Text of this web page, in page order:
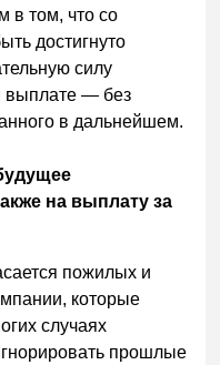
в том, что со
достигнуто
силу
выплате — без
в дальнейшем.
на выплату за
пожилых и
которые
случаях
прошлые